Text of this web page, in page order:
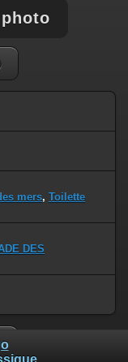
mers, Toilette
DES